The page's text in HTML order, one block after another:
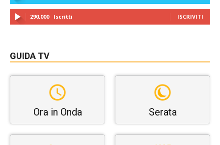
290,000 Iscritti ISCRIVITI
GUIDA TV
Ora in Onda Serata